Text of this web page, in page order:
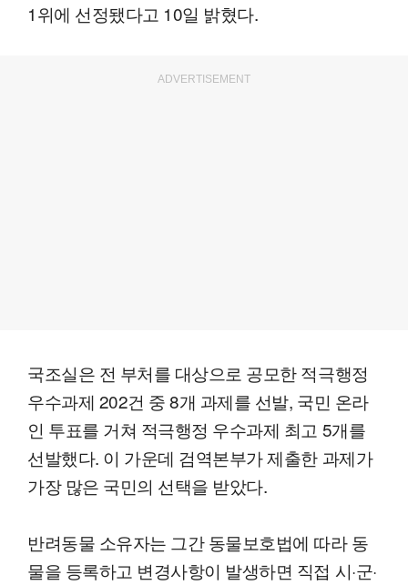
1위에 선정됐다고 10일 밝혔다.
ADVERTISEMENT
국조실은 전 부처를 대상으로 공모한 적극행정
우수과제 202건 중 8개 과제를 선발, 국민 온라
인 투표를 거쳐 적극행정 우수과제 최고 5개를
선발했다. 이 가운데 검역본부가 제출한 과제가
가장 많은 국민의 선택을 받았다.
반려동물 소유자는 그간 동물보호법에 따라 동
물을 등록하고 변경사항이 발생하면 직접 시·군·